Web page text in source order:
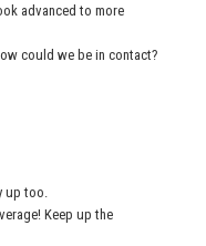
advanced to more
could we be in contact?
up too.
Keep up the